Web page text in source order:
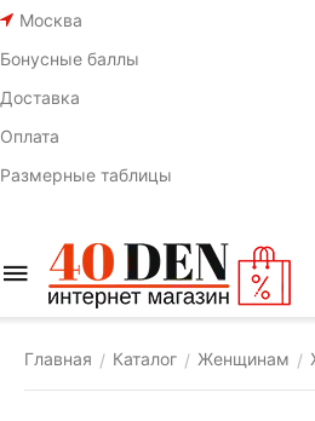
Москва
Бонусные баллы
Доставка
Оплата
Размерные таблицы
Главная / Каталог / Женщинам /